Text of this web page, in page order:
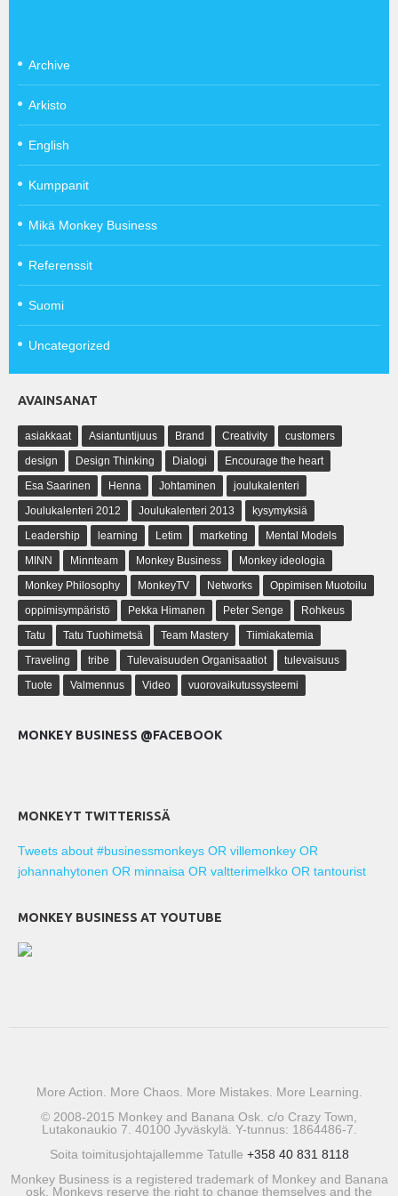
Archive
Arkisto
English
Kumppanit
Mikä Monkey Business
Referenssit
Suomi
Uncategorized
AVAINSANAT
asiakkaat Asiantuntijuus Brand Creativity
customers
design
Design Thinking Dialogi
Encourage the heart
Esa Saarinen
Henna Johtaminen
joulukalenteri
Joulukalenteri 2012
Joulukalenteri 2013
kysymyksiä
Leadership
learning Letim marketing
Mental Models
MINN
Minnteam Monkey Business
Monkey ideologia
Monkey Philosophy
MonkeyTV Networks
Oppimisen Muotoilu
oppimisympäristö
Pekka Himanen Peter Senge
Rohkeus
Tatu
Tatu Tuohimetsä Team Mastery
Tiimiakatemia
Traveling
tribe Tulevaisuuden Organisaatiot
tulevaisuus
Tuote
Valmennus Video vuorovaikutussysteemi
MONKEY BUSINESS @FACEBOOK
MONKEYT TWITTERISSÄ
Tweets about #businessmonkeys OR villemonkey OR
johannahytonen OR minnaisa OR valtterimelkko OR tantourist
MONKEY BUSINESS AT YOUTUBE
More Action. More Chaos. More Mistakes. More Learning.
© 2008-2015 Monkey and Banana Osk. c/o Crazy Town,
Lutakonaukio 7. 40100 Jyväskylä. Y-tunnus: 1864486-7.
Soita toimitusjohtajallemme Tatulle +358 40 831 8118
Monkey Business is a registered trademark of Monkey and Banana
osk. Monkeys reserve the right to change themselves and the